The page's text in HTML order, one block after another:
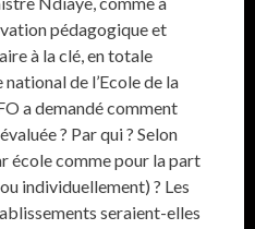
pédagogique et
à la clé, en totale
de l’Ecole de la
a demandé comment
? Par qui ? Selon
école comme pour la part
individuellement) ? Les
seraient-elles